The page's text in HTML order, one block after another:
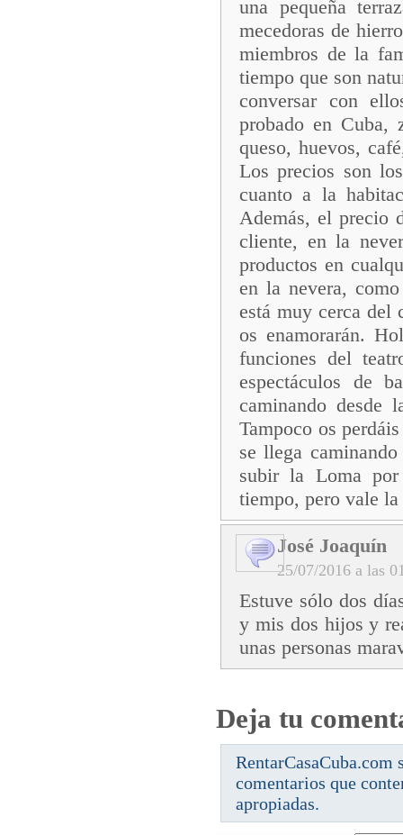
una pequeña
mecedoras de
miembros de la
tiempo que son
conversar con
probado en Cuba,
queso, huevos,
Los precios son
cuanto a la
Además, el precio
cliente, en la
productos en
en la nevera,
está muy cerca del
os enamorarán.
funciones del
espectáculos de
caminando
Tampoco os
se llega
subir la Loma por
tiempo, pero vale la
José Joaquín
25/07/2016 a las
Estuve sólo dos
y mis dos hijos y
unas personas
Deja tu
comentarios que
apropiadas.